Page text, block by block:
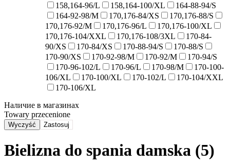
158,164-96/L
158,164-100/XL
164-88-94/S
164-92-98/M
170,176-84/XS
170,176-88/S
170,176-92/M
170,176-96/L
170,176-100/XL
170,176-104/XXL
170,176-108/3XL
170-84-
90/XS
170-84/XS 170-88-94/S
170-88/S
170-90/XS
170-92-98/M 170-92/M
170-94/S
170-96-102/L
170-96/L 170-98/M
170-100-
106/XL
170-100/XL 170-102/L
170-104/XXL
170-106/XL
Наличие в магазинах
Towary przecenione
Wyczyść Zastosuj
Bielizna do spania damska (5)